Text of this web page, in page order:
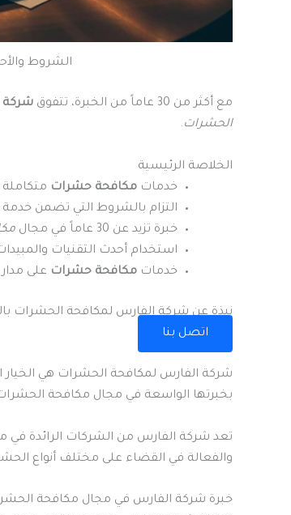
الشروط
مع أكثر من 30 عاماً من الخبرة، تتفوق شركة
الحشرات.
الخلاصة الرئيسية
خدمات مكافحة حشرات
التزام بالشروط التي تضمن خدمة
خبرة تزيد عن 30 عاماً في مجال
استخدام أحدث التقنيات
خدمات مكافحة حشرات على مدار 24 ساعة.
نبذة عن شركة الفارس لمكافحة الحشرات
اتصل بنا
شركة الفارس لمكافحة الحشرات هي
بخبرتها الواسعة في مجال مكافحة
تعد شركة الفارس من الشركات الرائدة في
والفعالة في القضاء على مختلف أنواع
خبرة شركة الفارس في مجال مكافحة